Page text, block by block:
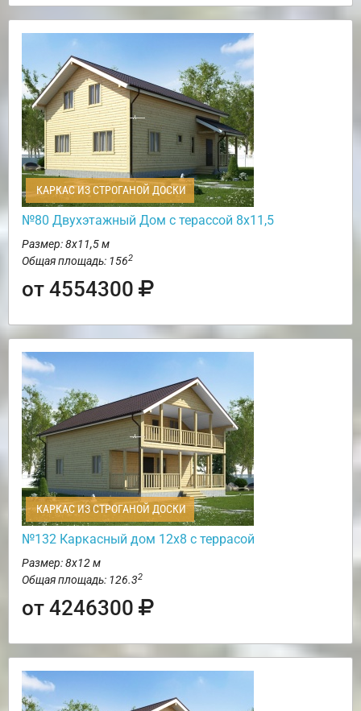
КАРКАС ИЗ СТРОГАНОЙ ДОСКИ
№80 Двухэтажный Дом с терассой 8х11,5
Размер: 8х11,5 м
Общая площадь: 1562
от 4554300
КАРКАС ИЗ СТРОГАНОЙ ДОСКИ
№132 Каркасный дом 12х8 с террасой
Размер: 8х12 м
Общая площадь: 126.32
от 4246300